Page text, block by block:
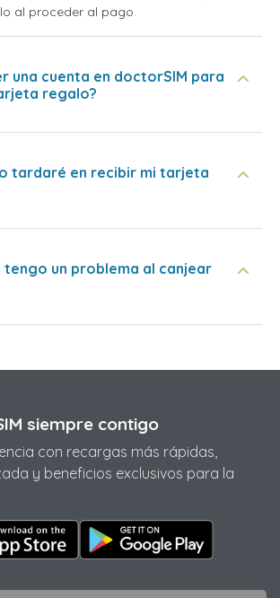
al proceder al pago.
una cuenta en doctorSIM para
regalo?
tardaré en recibir mi tarjeta
tengo un problema al canjear
siempre contigo
con recargas más rápidas,
y beneficios exclusivos para la